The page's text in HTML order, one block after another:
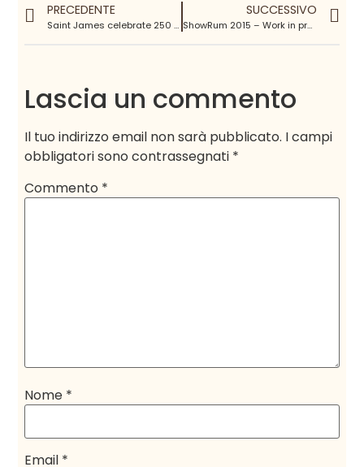
PRECEDENTE
Saint James celebrate 250 years of remarkable history
SUCCESSIVO
ShowRum 2015 – Work in progress
Lascia un commento
Il tuo indirizzo email non sarà pubblicato. I campi
obbligatori sono contrassegnati *
Commento *
Nome *
Email *